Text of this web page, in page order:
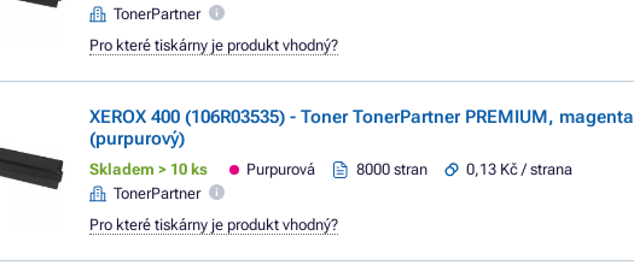
TonerPartner
Pro které tiskárny je produkt vhodný?
XEROX 400 (106R03535) - Toner TonerPartner PREMIUM, magenta
(purpurový)
Skladem > 10 ks Purpurová 8000 stran
0,13 Kč / strana
TonerPartner
Pro které tiskárny je produkt vhodný?